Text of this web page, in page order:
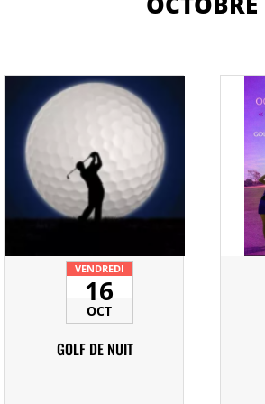
VENDREDI
16
OCT
GOLF DE NUIT